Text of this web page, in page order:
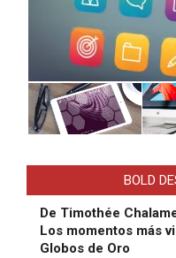
BOLD
De Timothée
Los momentos más
Globos de Oro